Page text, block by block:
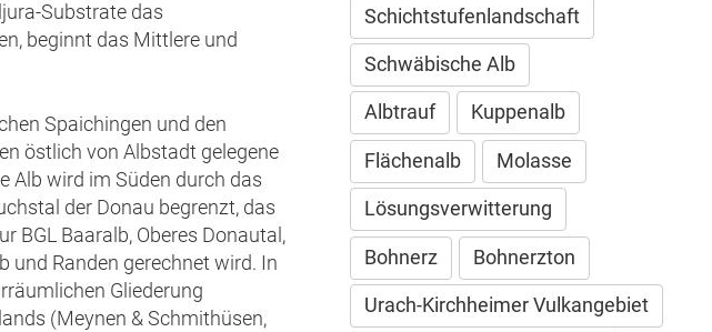
Substrate das
beginnt das Mittlere und
Spaichingen und den
östlich von Albstadt gelegene
Alb wird im Süden durch das
der Donau begrenzt, das
BGL Baaralb, Oberes Donautal,
und Randen gerechnet wird. In
Gliederung
(Meynen & Schmithüsen,
Schichtstufenlandschaft
Schwäbische Alb
Albtrauf Kuppenalb
Flächenalb Molasse
Lösungsverwitterung
Bohnerz Bohnerzton
Urach-Kirchheimer Vulkangebiet